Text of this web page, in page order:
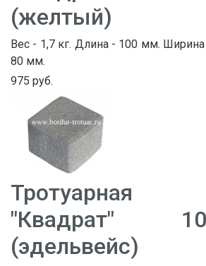
(желтый)
Вес - 1,7 кг. Длина - 100 мм.
80 мм.
975 руб.
Тротуарная
"Квадрат"
(эдельвейс)